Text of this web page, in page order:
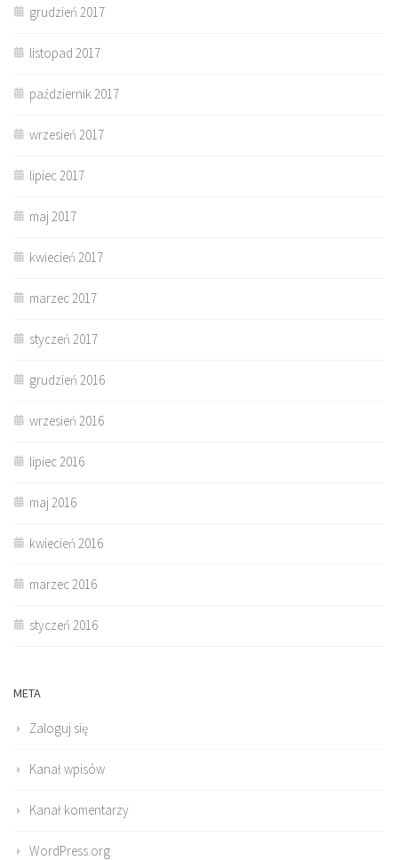
grudzień 2017
listopad 2017
październik 2017
wrzesień 2017
lipiec 2017
maj 2017
kwiecień 2017
marzec 2017
styczeń 2017
grudzień 2016
wrzesień 2016
lipiec 2016
maj 2016
kwiecień 2016
marzec 2016
styczeń 2016
META
Zaloguj się
Kanał wpisów
Kanał komentarzy
WordPress.org